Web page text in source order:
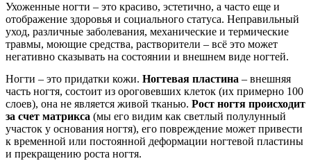
Ухоженные ногти – это красиво, эстетично, а часто еще и
отображение здоровья и социального статуса. Неправильный
уход, различные заболевания, механические и термические
травмы, моющие средства, растворители – всё это может
негативно сказывать на состоянии и внешнем виде ногтей.
Ногти – это придатки кожи. Ногтевая пластина – внешняя
часть ногтя, состоит из ороговевших клеток (их примерно 100
слоев), она не является живой тканью. Рост ногтя происходит
за счет матрикса (мы его видим как светлый полулунный
участок у основания ногтя), его повреждение может привести
к временной или постоянной деформации ногтевой пластины
и прекращению роста ногтя.